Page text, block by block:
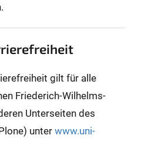
gilt für alle
Friederich-Wilhelms-
Unterseiten des
unter www.uni-